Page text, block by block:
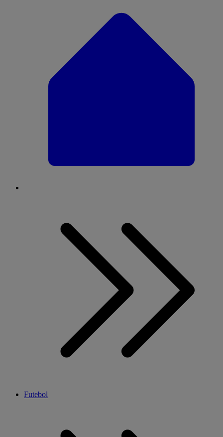
Futebol